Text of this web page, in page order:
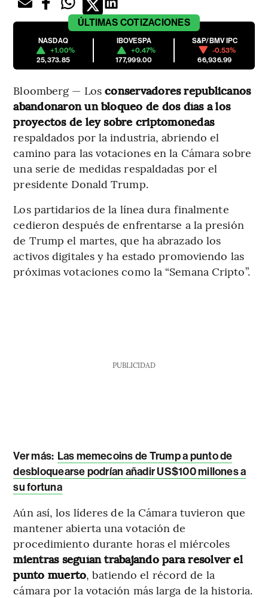
ÚLTIMAS COTIZACIONES
NASDAQ
+1.00%
25,373.85
IBOVESPA
+0.47%
177,999.00
S&P/BMV IPC
-0.53%
66,936.99
Bloomberg — Losconservadores republicanos
abandonaron un bloqueo de dos días a los
proyectos de ley sobre criptomonedas
respaldados por la industria, abriendo el
camino para las votaciones en la Cámara sobre
una serie de medidas respaldadas por el
presidente Donald Trump.
Los partidarios de la línea dura finalmente
cedieron después de enfrentarse a la presión
de Trump el martes, que ha abrazado los
activos digitales y ha estado promoviendo las
próximas votaciones como la “Semana Cripto”.
PUBLICIDAD
Ver más: Las memecoins de Trump a punto de
desbloquearse podrían añadir US$100 millones a
su fortuna
Aún así, los líderes de la Cámara tuvieron que
mantener abierta una votación de
procedimiento durante horas el miércoles
mientras seguían trabajando para resolver el
punto muerto, batiendo el récord de la
cámara por la votación más larga de la historia.